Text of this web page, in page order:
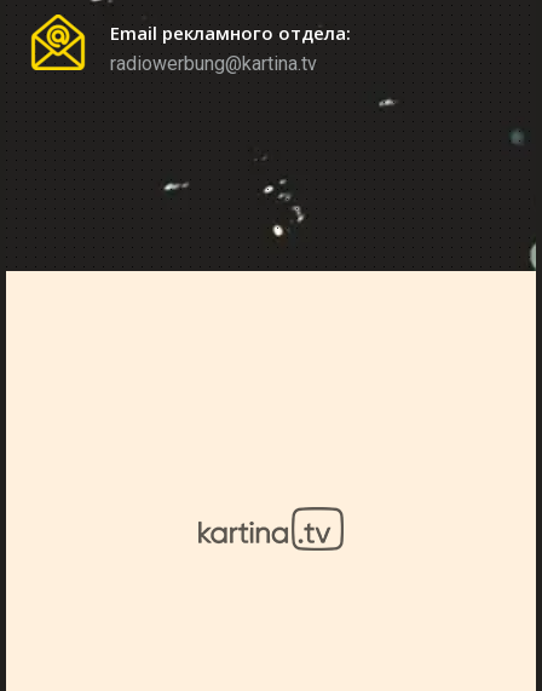
Email рекламного отдела:
radiowerbung@kartina.tv